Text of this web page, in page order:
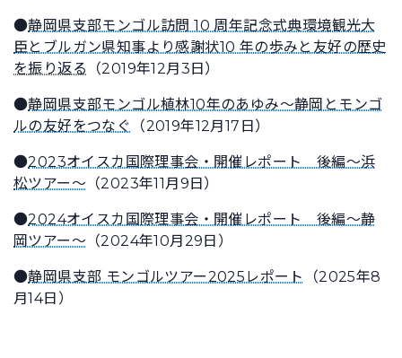
●静岡県支部モンゴル訪問 10 周年記念式典環境観光大
臣とブルガン県知事より感謝状10 年の歩みと友好の歴史
を振り返る
（2019年12月3日）
●静岡県支部モンゴル植林10年のあゆみ～静岡とモンゴ
ルの友好をつなぐ
（2019年12月17日）
●2023オイスカ国際理事会・開催レポート 後編〜浜
松ツアー〜 （2023年11月9日）
●2024オイスカ国際理事会・開催レポート 後編〜静
岡ツアー〜 （2024年10月29日）
●静岡県支部 モンゴルツアー2025レポート
（2025年8
月14日）